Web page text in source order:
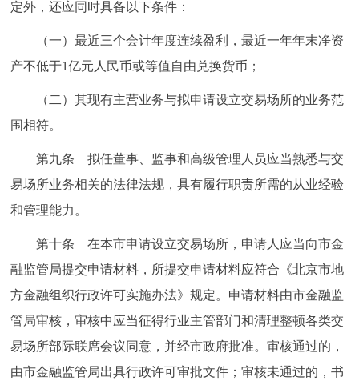
定外，还应同时具备以下条件：
（一）最近三个会计年度连续盈利，最近一年年末净资
产不低于1亿元人民币或等值自由兑换货币；
（二）其现有主营业务与拟申请设立交易场所的业务范
围相符。
第九条 拟任董事、监事和高级管理人员应当熟悉与交
易场所业务相关的法律法规，具有履行职责所需的从业经验
和管理能力。
第十条 在本市申请设立交易场所，申请人应当向市金
融监管局提交申请材料，所提交申请材料应符合《北京市地
方金融组织行政许可实施办法》规定。申请材料由市金融监
管局审核，审核中应当征得行业主管部门和清理整顿各类交
易场所部际联席会议同意，并经市政府批准。审核通过的，
由市金融监管局出具行政许可审批文件；审核未通过的，书